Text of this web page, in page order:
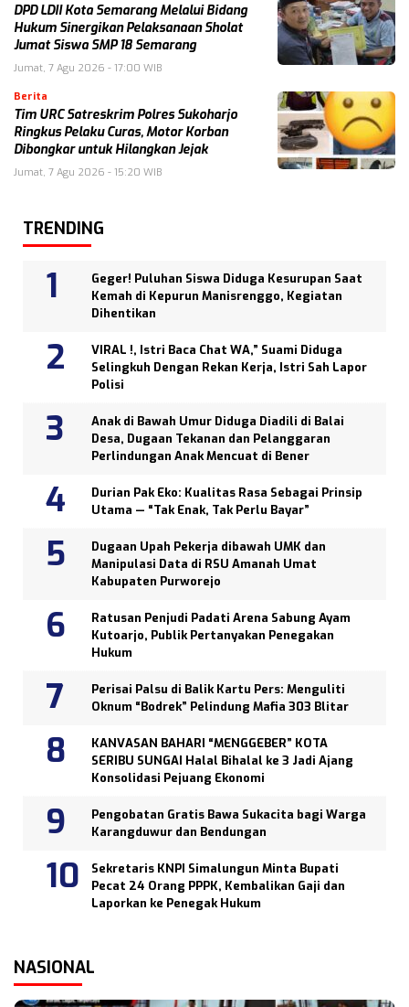
DPD LDII Kota Semarang Melalui Bidang
Hukum Sinergikan Pelaksanaan Sholat
Jumat Siswa SMP 18 Semarang
Jumat, 7 Agu 2026 - 17:00 WIB
Berita
Tim URC Satreskrim Polres Sukoharjo
Ringkus Pelaku Curas, Motor Korban
Dibongkar untuk Hilangkan Jejak
Jumat, 7 Agu 2026 - 15:20 WIB
TRENDING
Geger! Puluhan Siswa Diduga Kesurupan Saat
Kemah di Kepurun Manisrenggo, Kegiatan
Dihentikan
VIRAL !, Istri Baca Chat WA,” Suami Diduga
Selingkuh Dengan Rekan Kerja, Istri Sah Lapor
Polisi
Anak di Bawah Umur Diduga Diadili di Balai
Desa, Dugaan Tekanan dan Pelanggaran
Perlindungan Anak Mencuat di Bener
Durian Pak Eko: Kualitas Rasa Sebagai Prinsip
Utama — “Tak Enak, Tak Perlu Bayar”
Dugaan Upah Pekerja dibawah UMK dan
Manipulasi Data di RSU Amanah Umat
Kabupaten Purworejo
Ratusan Penjudi Padati Arena Sabung Ayam
Kutoarjo, Publik Pertanyakan Penegakan
Hukum
Perisai Palsu di Balik Kartu Pers: Menguliti
Oknum “Bodrek” Pelindung Mafia 303 Blitar
KANVASAN BAHARI “MENGGEBER” KOTA
SERIBU SUNGAI Halal Bihalal ke 3 Jadi Ajang
Konsolidasi Pejuang Ekonomi
Pengobatan Gratis Bawa Sukacita bagi Warga
Karangduwur dan Bendungan
Sekretaris KNPI Simalungun Minta Bupati
Pecat 24 Orang PPPK, Kembalikan Gaji dan
Laporkan ke Penegak Hukum
NASIONAL